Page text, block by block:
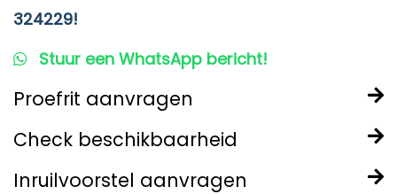
324229!
Stuur een WhatsApp bericht!
Proefrit aanvragen
Check beschikbaarheid
Inruilvoorstel aanvragen